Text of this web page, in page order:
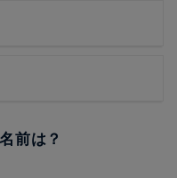
前は？